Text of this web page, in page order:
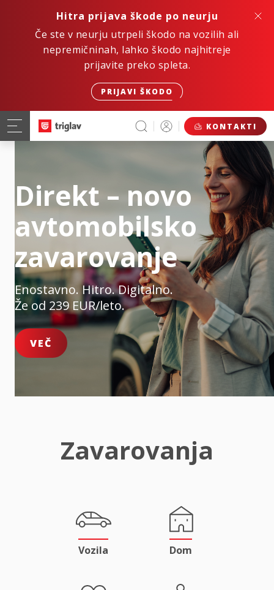
Hitra prijava škode po neurju
Če ste v neurju utrpeli škodo na vozilih ali
nepremičninah, lahko škodo najhitreje
prijavite preko spleta.
PRIJAVI ŠKODO
KONTAKTI
Direkt – novo
avtomobilsko
zavarovanje
Enostavno. Hitro. Digitalno.
Že od 239 EUR/leto.
VEČ
Zavarovanja
Vozila Dom